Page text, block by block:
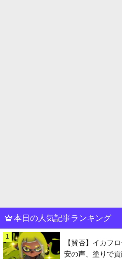
本日の人気記事ランキング
1
【賛否】イカフ
安の声、塗りで